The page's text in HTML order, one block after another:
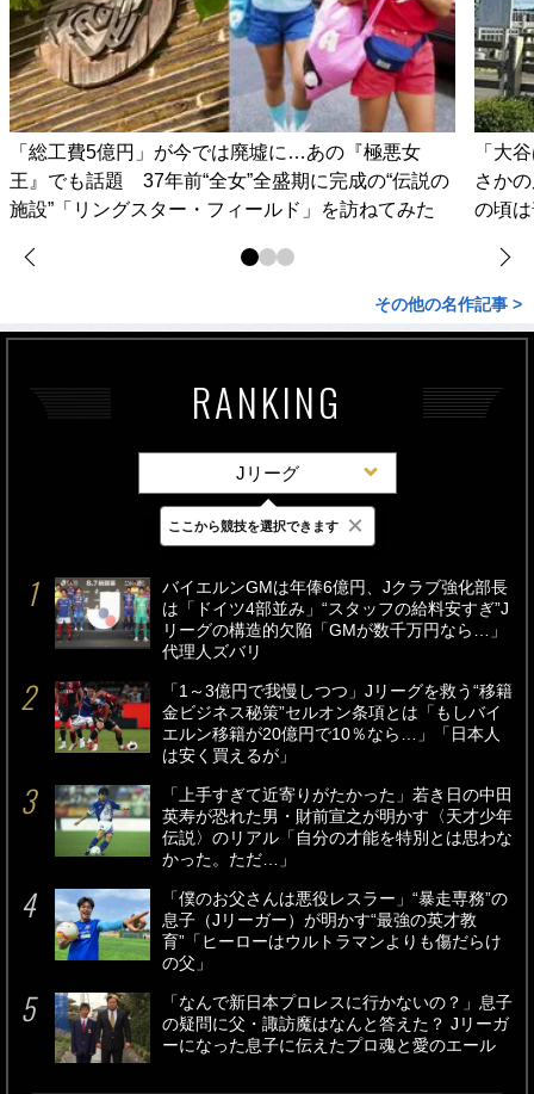
「総工費5億円」が今では廃墟に…あの『極悪女
王』でも話題 37年前“全女”全盛期に完成の“伝説の
施設”「リングスター・フィールド」を訪ねてみた
「大
さか
の頃
その他の名作記事 >
RANKING
Jリーグ
最新 24時間 週間
バイエルンGMは年俸6億円、Jクラブ強化部長
は「ドイツ4部並み」“スタッフの給料安すぎ”J
リーグの構造的欠陥「GMが数千万円なら…」
代理人ズバリ
「1～3億円で我慢しつつ」Jリーグを救う“移籍
金ビジネス秘策”セルオン条項とは「もしバイ
エルン移籍が20億円で10％なら…」「日本人
は安く買えるが」
「上手すぎて近寄りがたかった」若き日の中田
英寿が恐れた男・財前宣之が明かす〈天才少年
伝説〉のリアル「自分の才能を特別とは思わな
かった。ただ…」
「僕のお父さんは悪役レスラー」“暴走専務”の
息子（Jリーガー）が明かす“最強の英才教
育”「ヒーローはウルトラマンよりも傷だらけ
の父」
「なんで新日本プロレスに行かないの？」息子
の疑問に父・諏訪魔はなんと答えた？ Jリーガ
ーになった息子に伝えたプロ魂と愛のエール
ここから競技を選択できます ×